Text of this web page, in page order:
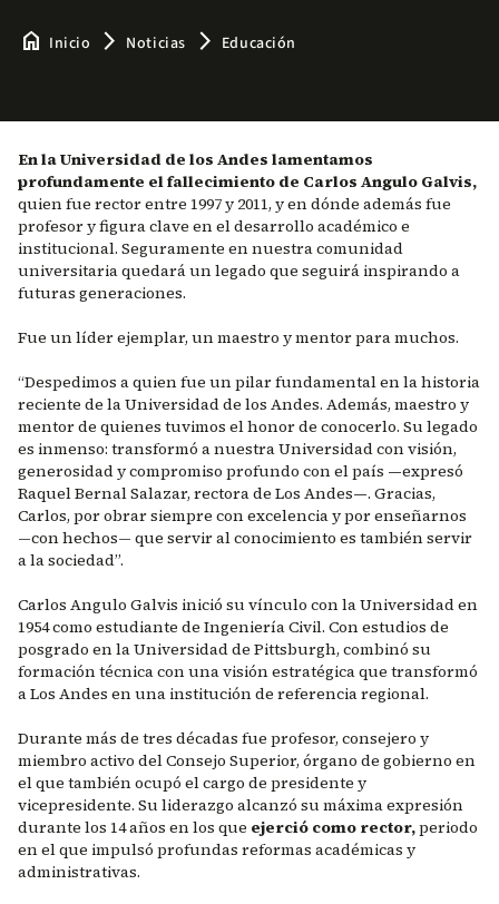
home Inicio arrow_forward_ios Noticias arrow_forward_ios Educación
En la Universidad de los Andes lamentamos
profundamente el fallecimiento de Carlos Angulo Galvis,
quien fue rector entre 1997 y 2011, y en dónde además fue
profesor y figura clave en el desarrollo académico e
institucional. Seguramente en nuestra comunidad
universitaria quedará un legado que seguirá inspirando a
futuras generaciones.
Fue un líder ejemplar, un maestro y mentor para muchos.
“Despedimos a quien fue un pilar fundamental en la historia
reciente de la Universidad de los Andes. Además, maestro y
mentor de quienes tuvimos el honor de conocerlo. Su legado
es inmenso: transformó a nuestra Universidad con visión,
generosidad y compromiso profundo con el país —expresó
Raquel Bernal Salazar, rectora de Los Andes—. Gracias,
Carlos, por obrar siempre con excelencia y por enseñarnos
—con hechos— que servir al conocimiento es también servir
a la sociedad”.
Carlos Angulo Galvis inició su vínculo con la Universidad en
1954 como estudiante de Ingeniería Civil. Con estudios de
posgrado en la Universidad de Pittsburgh, combinó su
formación técnica con una visión estratégica que transformó
a Los Andes en una institución de referencia regional.
Durante más de tres décadas fue profesor, consejero y
miembro activo del Consejo Superior, órgano de gobierno en
el que también ocupó el cargo de presidente y
vicepresidente. Su liderazgo alcanzó su máxima expresión
durante los 14 años en los que ejerció como rector,periodo
en el que impulsó profundas reformas académicas y
administrativas.